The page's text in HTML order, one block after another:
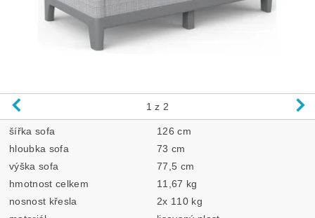
1 z 2
šířka sofa
126 cm
hloubka sofa
73 cm
výška sofa
77,5 cm
hmotnost celkem
11,67 kg
nosnost křesla
2x 110 kg